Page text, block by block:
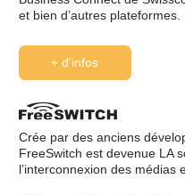
et bien d’autres plateformes.
+ d’infos
Crée par des anciens
FreeSwitch est devenue LA
l’interconnexion des médias